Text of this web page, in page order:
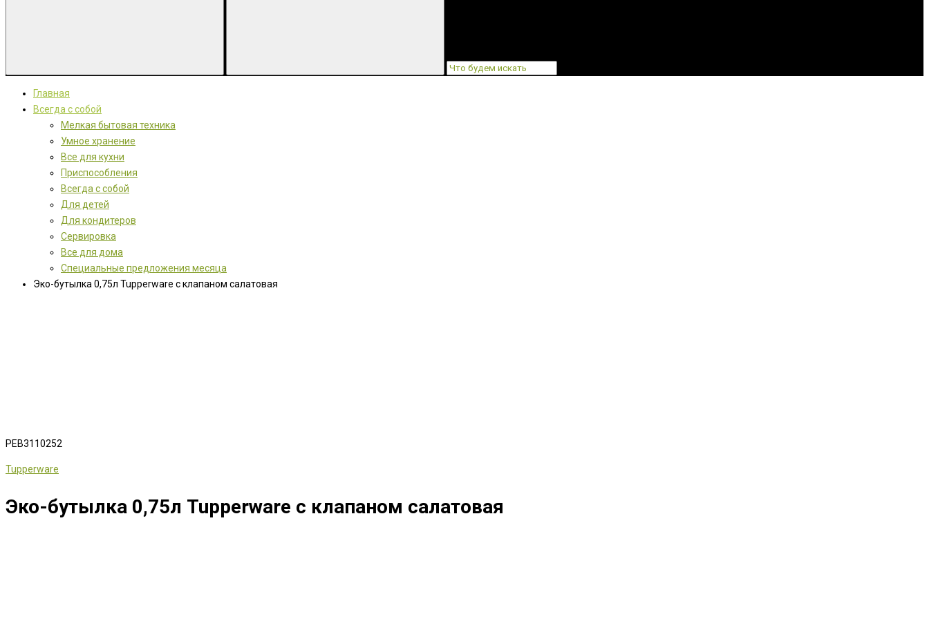
Главная
Всегда с собой
Мелкая бытовая техника
Умное хранение
Все для кухни
Приспособления
Всегда с собой
Для детей
Для кондитеров
Сервировка
Все для дома
Специальные предложения месяца
Эко-бутылка 0,75л Tupperware с клапаном салатовая
РЕВ3110252
Tupperware
Эко-бутылка 0,75л Tupperware с клапаном салатовая